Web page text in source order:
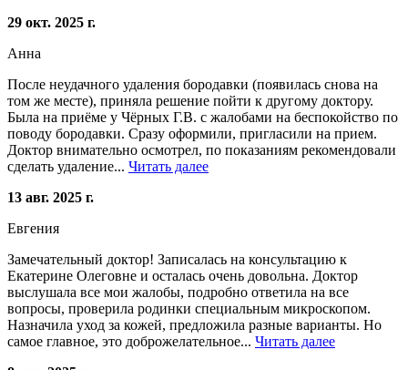
29 окт. 2025 г.
Анна
После неудачного удаления бородавки (появилась снова на
том же месте), приняла решение пойти к другому доктору.
Была на приёме у Чёрных Г.В. с жалобами на беспокойство по
поводу бородавки. Сразу оформили, пригласили на прием.
Доктор внимательно осмотрел, по показаниям рекомендовали
сделать удаление... Читать далее
13 авг. 2025 г.
Евгения
Замечательный доктор! Записалась на консультацию к
Екатерине Олеговне и осталась очень довольна. Доктор
выслушала все мои жалобы, подробно ответила на все
вопросы, проверила родинки специальным микроскопом.
Назначила уход за кожей, предложила разные варианты. Но
самое главное, это доброжелательное... Читать далее